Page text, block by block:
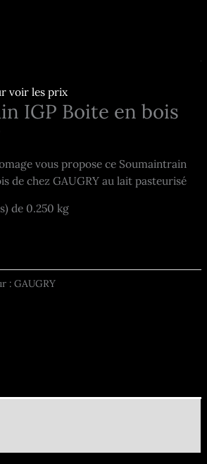
voir les prix
IGP Boite en bois
vous propose ce Soumaintrain
de chez GAUGRY au lait pasteurisé
de 0.250 kg
: GAUGRY